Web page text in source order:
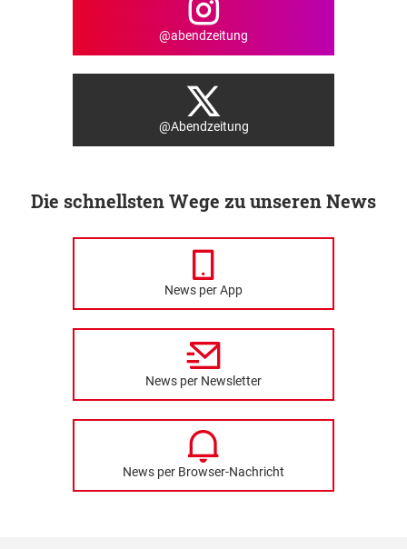
@abendzeitung
@Abendzeitung
Die schnellsten Wege zu unseren News
News per App
News per Newsletter
News per Browser-Nachricht